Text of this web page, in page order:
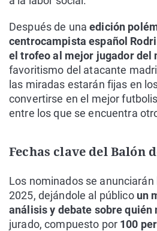
Después de unaedición
centrocampista español
el trofeo al mejor jugador del
favoritismo del atacante
las miradas estarán fijas en
convertirse en el mejor
entre los que se encuentra
Fechas clave del Balón
Los nominados se anunciarán
2025, dejándole al públicoun
análisis y debate sobre quién
jurado, compuesto por100